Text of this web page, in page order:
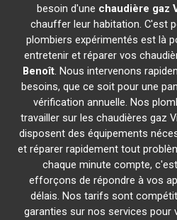
besoin d'une chaudière gaz
chauffer leur habitation. C'est
plombiers expérimentés est là
entretenir et réparer vos
Benoît. Nous intervenons
besoins, que ce soit pour une
vérification annuelle. Nos
travailler sur les chaudières gaz
disposent des équipements
et réparer rapidement tout
chaque minute compte,
efforçons de répondre à vos
délais. Nos tarifs sont
garanties sur nos services pour